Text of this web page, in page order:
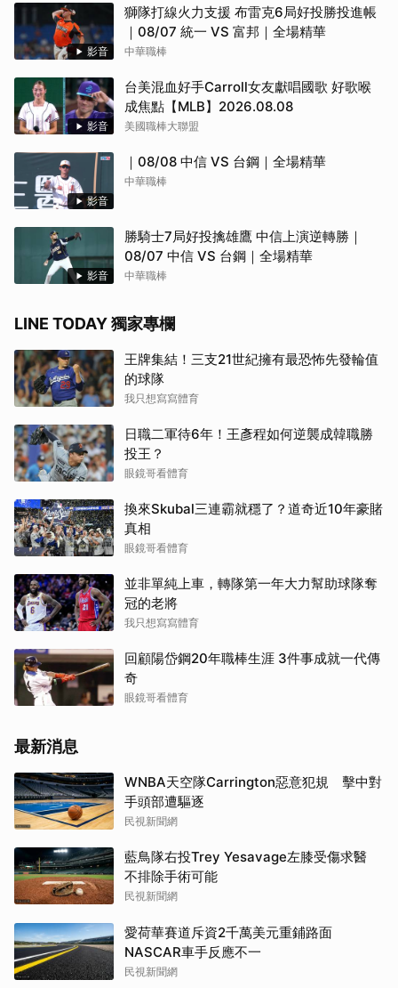
影音
獅隊打線火力支援 布雷克6局好投勝投進帳
｜08/07 統一 VS 富邦｜全場精華
中華職棒
影音
台美混血好手Carroll女友獻唱國歌 好歌喉
成焦點【MLB】2026.08.08
美國職棒大聯盟
影音
｜08/08 中信 VS 台鋼｜全場精華
中華職棒
影音
勝騎士7局好投擒雄鷹 中信上演逆轉勝｜
08/07 中信 VS 台鋼｜全場精華
中華職棒
LINE TODAY 獨家專欄
王牌集結！三支21世紀擁有最恐怖先發輪值
的球隊
我只想寫寫體育
日職二軍待6年！王彥程如何逆襲成韓職勝
投王？
眼鏡哥看體育
換來Skubal三連霸就穩了？道奇近10年豪賭
真相
眼鏡哥看體育
並非單純上車，轉隊第一年大力幫助球隊奪
冠的老將
我只想寫寫體育
回顧陽岱鋼20年職棒生涯 3件事成就一代傳
奇
眼鏡哥看體育
最新消息
WNBA天空隊Carrington惡意犯規 擊中對
手頭部遭驅逐
民視新聞網
藍鳥隊右投Trey Yesavage左膝受傷求醫
不排除手術可能
民視新聞網
愛荷華賽道斥資2千萬美元重鋪路面
NASCAR車手反應不一
民視新聞網